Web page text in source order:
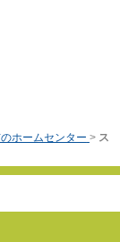
ホームセンター > ス